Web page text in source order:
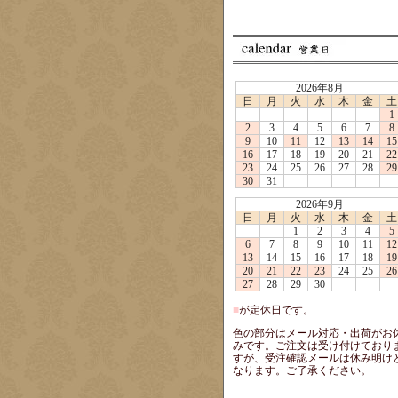
2026年8月
日
月 火 水 木 金
土
1
2
3 4 5 6 7
8
9
10 11 12 13 14
15
16
17 18 19 20 21
22
23
24 25 26 27 28
29
30
31
2026年9月
日
月 火 水 木 金
土
1
2 3 4
5
6
7 8 9 10 11
12
13
14 15 16 17 18
19
20
21 22 23 24 25
26
27
28 29 30
■が定休日です。
色の部分はメール対応・出荷がお
みです。ご注文は受け付けており
すが、受注確認メールは休み明け
なります。ご了承ください。